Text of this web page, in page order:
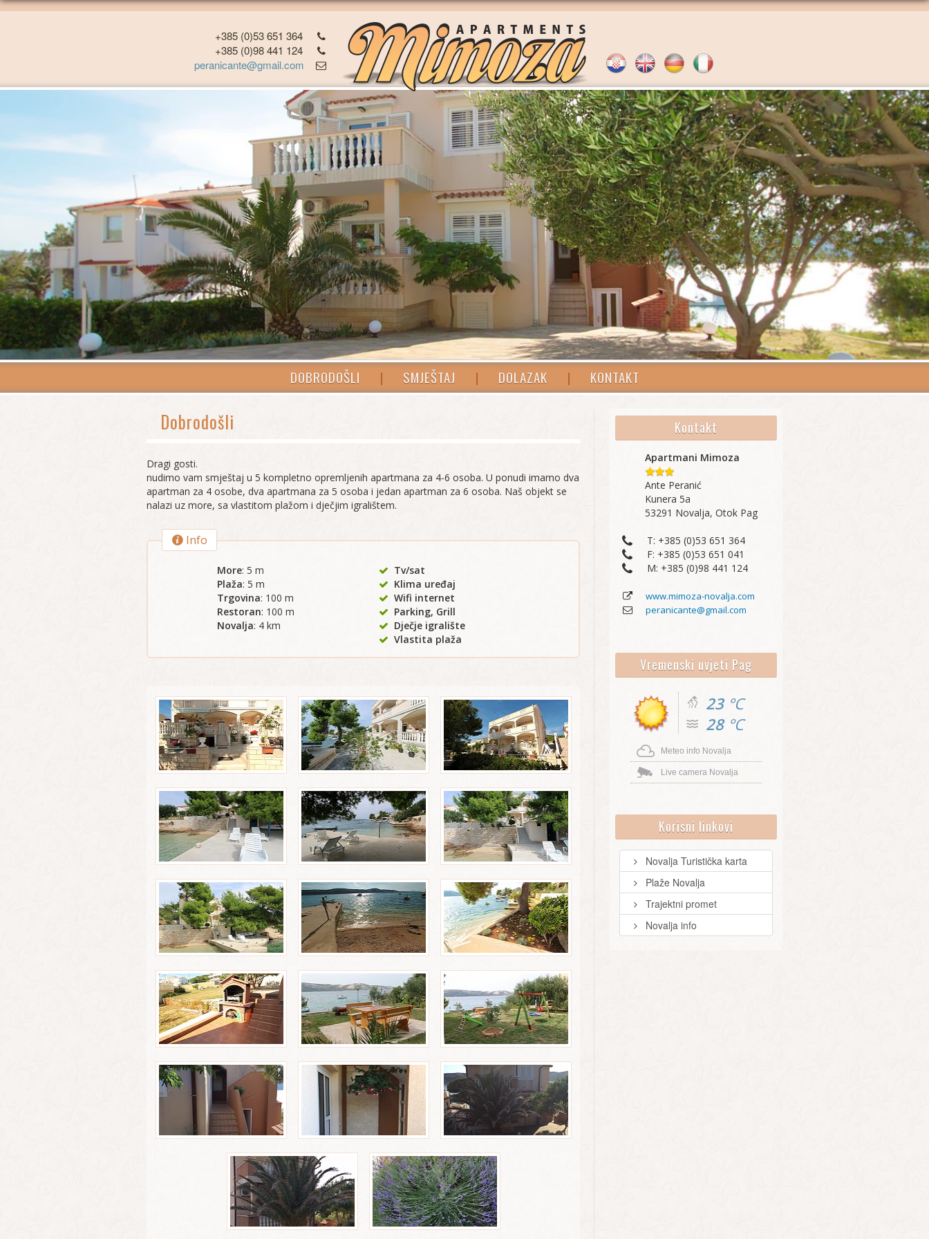
+385 (0)53 651 364
+385 (0)98 441 124
peranicante@gmail.com
DOBRODOŠLI | SMJEŠTAJ | DOLAZAK | KONTAKT
Kontakt
Apartmani Mimoza
Ante Peranić
Kunera 5a
53291 Novalja, Otok Pag
T: +385 (0)53 651 364
F: +385 (0)53 651 041
M: +385 (0)98 441 124
www.mimoza-novalja.com
peranicante@gmail.com
Vremenski uvjeti Pag
23°C
28°C
Meteo info Novalja
Live camera Novalja
Korisni linkovi
Novalja Turistička karta
Plaže Novalja
Trajektni promet
Novalja info
Dobrodošli
Dragi gosti.
nudimo vam smještaj u 5 kompletno opremljenih apartmana za 4-6 osoba. U ponudi imamo dva
apartman za 4 osobe, dva apartmana za 5 osoba i jedan apartman za 6 osoba. Naš objekt se
nalazi uz more, sa vlastitom plažom i dječjim igralištem.
Info
More: 5 m
Plaža: 5 m
Trgovina: 100 m
Restoran: 100 m
Novalja: 4 km
Tv/sat
Klima uređaj
Wifi internet
Parking, Grill
Dječje igralište
Vlastita plaža